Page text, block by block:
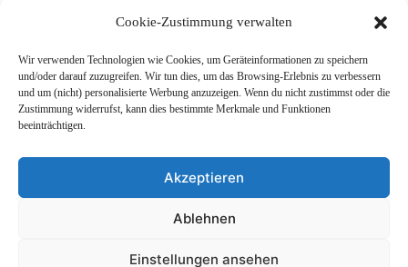
Cookie-Zustimmung verwalten
Wir verwenden Technologien wie Cookies, um Geräteinformationen zu speichern
und/oder darauf zuzugreifen. Wir tun dies, um das Browsing-Erlebnis zu verbessern
und um (nicht) personalisierte Werbung anzuzeigen. Wenn du nicht zustimmst oder die
Zustimmung widerrufst, kann dies bestimmte Merkmale und Funktionen
beeinträchtigen.
Akzeptieren
Ablehnen
Einstellungen ansehen
LinkedIn
Mastodon
Stolz präsentiert von WordPress.